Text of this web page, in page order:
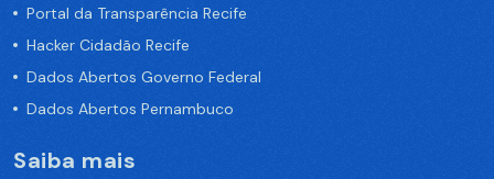
Portal da Transparência Recife
Hacker Cidadão Recife
Dados Abertos Governo Federal
Dados Abertos Pernambuco
Saiba mais